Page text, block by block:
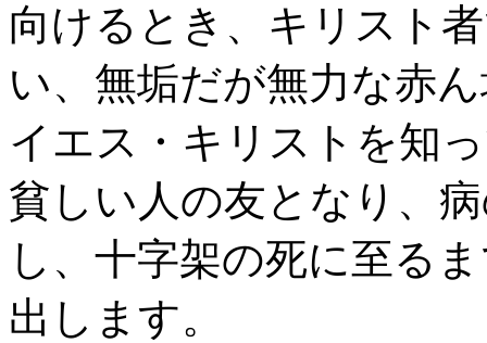
向けるとき、キリスト
い、無垢だが無力な赤
イエス・キリストを知
貧しい人の友となり、
し、十字架の死に至る
出します。